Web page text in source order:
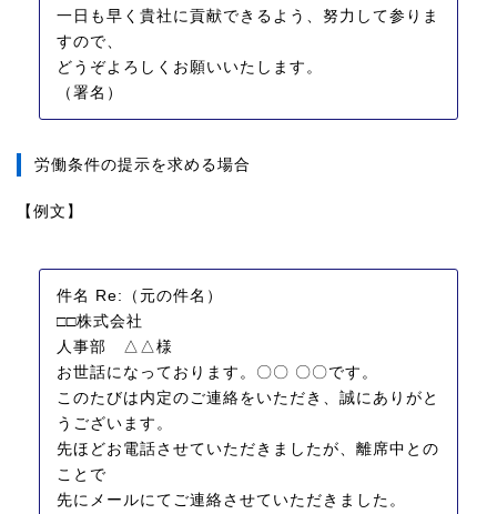
一日も早く貴社に貢献できるよう、努力して参りま
すので、
どうぞよろしくお願いいたします。
（署名）
労働条件の提示を求める場合
【例文】
件名 Re:（元の件名）
□□株式会社
人事部 △△様
お世話になっております。〇〇 〇〇です。
このたびは内定のご連絡をいただき、誠にありがと
うございます。
先ほどお電話させていただきましたが、離席中との
ことで
先にメールにてご連絡させていただきました。